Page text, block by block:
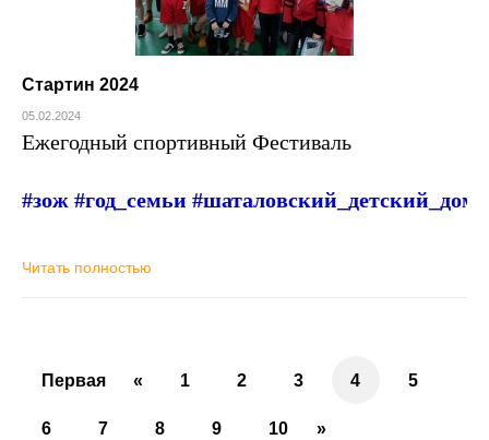
Стартин 2024
05.02.2024
Ежегодный спортивный Фестиваль
#зож #год_семьи #шаталовский_детский_дом
Читать полностью
Первая « 1 2 3 4 5
6 7 8 9 10 »